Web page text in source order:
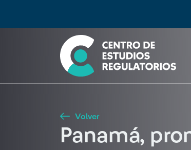
Seleccione país
Buscar
Volver
Panamá,